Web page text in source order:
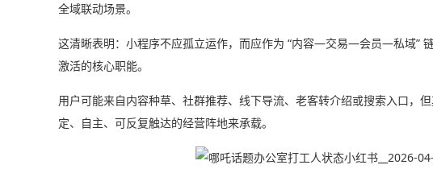
全域联动场景。
这清晰表明：小程序不应孤立运作，而应作为 “内容—交易—会员—私域”
激活的核心职能。
用户可能来自内容种草、社群推荐、线下导流、老客转介绍或搜索入口，
定、自主、可反复触达的经营阵地来承载。